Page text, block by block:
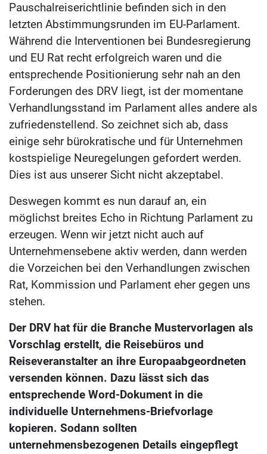
Pauschalreiserichtlinie befinden sich in den
letzten Abstimmungsrunden im EU-Parlament.
Während die Interventionen bei Bundesregierung
und EU Rat recht erfolgreich waren und die
entsprechende Positionierung sehr nah an den
Forderungen des DRV liegt, ist der momentane
Verhandlungsstand im Parlament alles andere als
zufriedenstellend. So zeichnet sich ab, dass
einige sehr bürokratische und für Unternehmen
kostspielige Neuregelungen gefordert werden.
Dies ist aus unserer Sicht nicht akzeptabel.
Deswegen kommt es nun darauf an, ein
möglichst breites Echo in Richtung Parlament zu
erzeugen. Wenn wir jetzt nicht auch auf
Unternehmensebene aktiv werden, dann werden
die Vorzeichen bei den Verhandlungen zwischen
Rat, Kommission und Parlament eher gegen uns
stehen.
Der DRV hat für die Branche Mustervorlagen als
Vorschlag erstellt, die Reisebüros und
Reiseveranstalter an ihre Europaabgeordneten
versenden können. Dazu lässt sich das
entsprechende Word-Dokument in die
individuelle Unternehmens-Briefvorlage
kopieren. Sodann sollten
unternehmensbezogenen Details eingepflegt